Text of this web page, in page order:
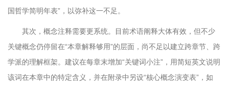
国哲学简明年表”，以弥补这一不足。
其次，概念注释需要更系统。目前术语阐释大体有效，但不少
关键概念仍停留在“本章解释够用”的层面，尚不足以建立跨章节、跨
学派的理解框架。建议在每章末增加“关键词小注”，用简短英文说明
该词在本章中的特定含义，并在附录中另设“核心概念演变表”，如